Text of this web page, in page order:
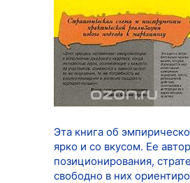
Эта книга об
ярко и со вкусом. Ее
позиционирования,
свободно в них